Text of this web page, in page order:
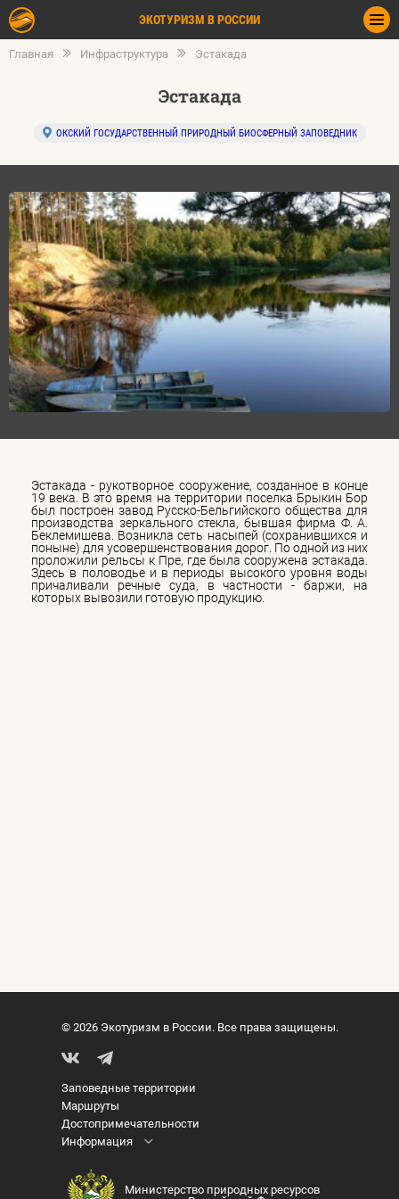
ЭКОТУРИЗМ В РОССИИ
Главная Инфраструктура Эстакада
Эстакада
ОКСКИЙ ГОСУДАРСТВЕННЫЙ ПРИРОДНЫЙ БИОСФЕРНЫЙ ЗАПОВЕДНИК
Эстакада - рукотворное сооружение, созданное в конце
19 века. В это время на территории поселка Брыкин Бор
был построен завод Русско-Бельгийского общества для
производства зеркального стекла, бывшая фирма Ф. А.
Беклемишева. Возникла сеть насыпей (сохранившихся и
поныне) для усовершенствования дорог. По одной из них
проложили рельсы к Пре, где была сооружена эстакада.
Здесь в половодье и в периоды высокого уровня воды
причаливали речные суда, в частности - баржи, на
которых вывозили готовую продукцию.
© 2026 Экотуризм в России. Все права защищены.
Заповедные территории
Маршруты
Достопримечательности
Информация
Министерство природных ресурсов